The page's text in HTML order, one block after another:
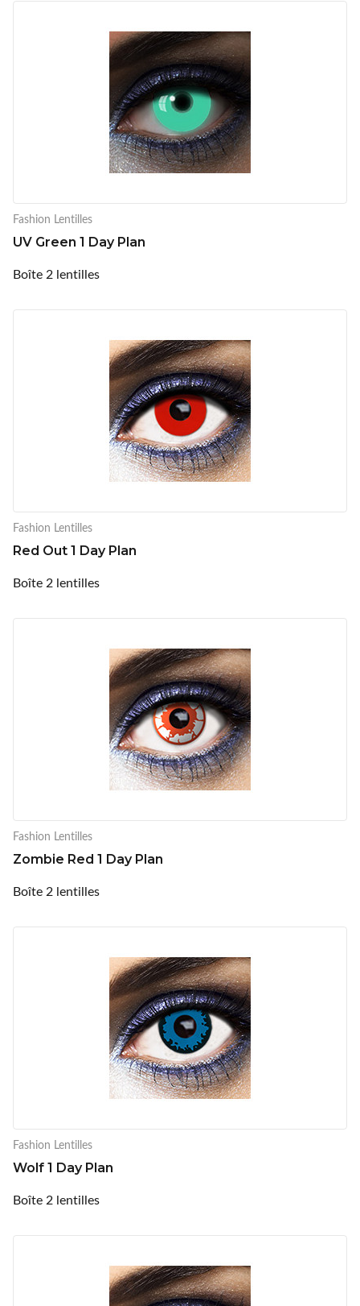
Fashion Lentilles
UV Green 1 Day Plan
Boîte 2 lentilles
Fashion Lentilles
Red Out 1 Day Plan
Boîte 2 lentilles
Fashion Lentilles
Zombie Red 1 Day Plan
Boîte 2 lentilles
Fashion Lentilles
Wolf 1 Day Plan
Boîte 2 lentilles